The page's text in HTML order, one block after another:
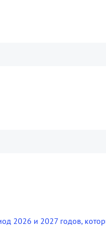
2026 и 2027 годов,